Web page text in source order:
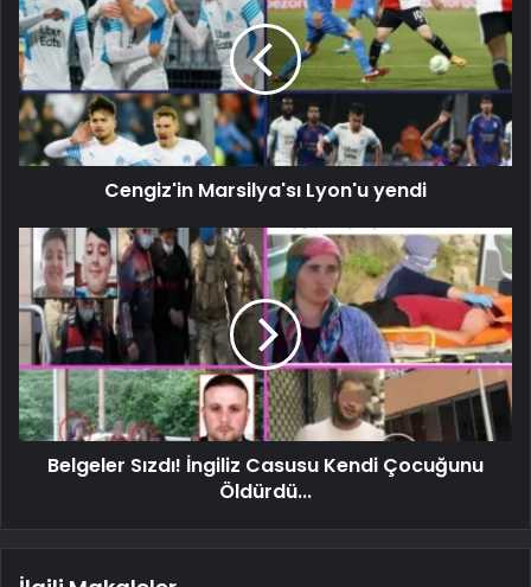
Cengiz'in Marsilya'sı Lyon'u yendi
Belgeler Sızdı! İngiliz Casusu Kendi Çocuğunu
Öldürdü...